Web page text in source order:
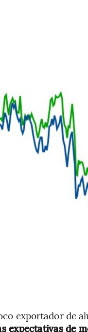
exportador de
expectativas de